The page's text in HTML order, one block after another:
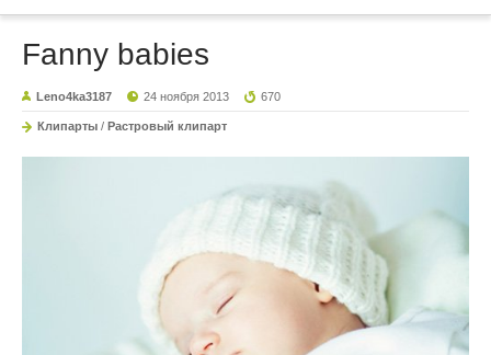
Fanny babies
Leno4ka3187 24 ноября 2013 670
Клипарты / Растровый клипарт